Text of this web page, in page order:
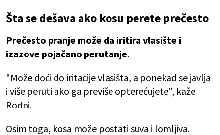
Šta se dešava ako kosu perete prečesto
Prečesto pranje može da iritira vlasište i
izazove pojačano perutanje.
"Može doći do iritacije vlasišta, a ponekad se javlja
i više peruti ako ga previše opterećujete", kaže
Rodni.
Osim toga, kosa može postati suva i lomljiva.